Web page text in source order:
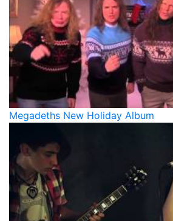
Megadeths New Holiday Album